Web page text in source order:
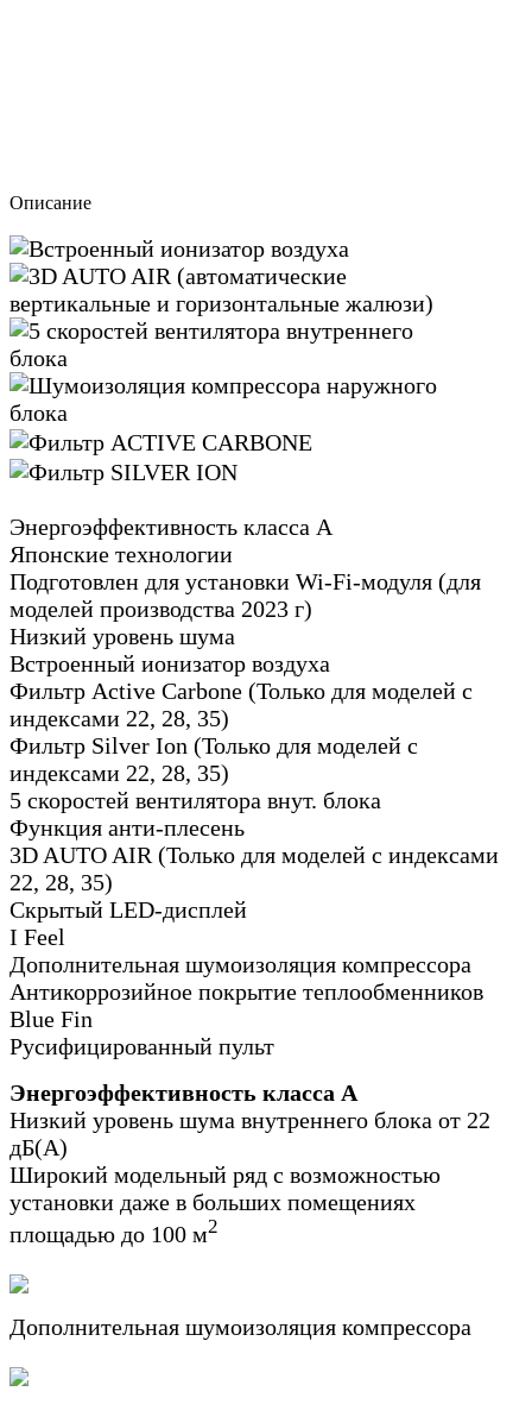
Описание
Энергоэффективность класса А
Японские технологии
Подготовлен для установки Wi-Fi-модуля (для
моделей производства 2023 г)
Низкий уровень шума
Встроенный ионизатор воздуха
Фильтр Active Carbone (Только для моделей с
индексами 22, 28, 35)
Фильтр Silver Ion (Только для моделей с
индексами 22, 28, 35)
5 скоростей вентилятора внут. блока
Функция анти-плесень
3D AUTO AIR (Только для моделей с индексами
22, 28, 35)
Скрытый LED-дисплей
I Feel
Дополнительная шумоизоляция компрессора
Антикоррозийное покрытие теплообменников
Blue Fin
Русифицированный пульт
Энергоэффективность класса А
Низкий уровень шума внутреннего блока от 22
дБ(А)
Широкий модельный ряд с возможностью
установки даже в больших помещениях
площадью до 100 м2
Дополнительная шумоизоляция компрессора